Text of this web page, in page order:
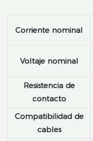
Corriente nominal
Voltaje nominal
Resistencia de
contacto
Compatibilidad de
cables